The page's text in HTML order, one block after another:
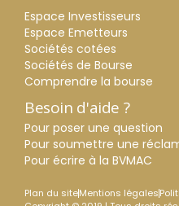
Espace Investisseurs
Espace Emetteurs
Sociétés cotées
Sociétés de Bourse
Comprendre la bourse
Besoin d'aide ?
Pour poser une question
Pour soumettre une
Pour écrire à la BVMAC
Plan du siteMentions légales